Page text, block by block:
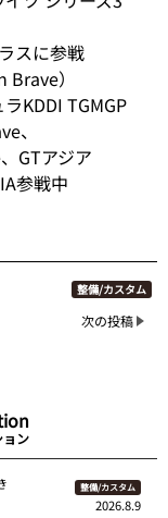
スに参戦
）
KDDI TGMGP
、
GTアジア
参戦中
整備/カスタム
次の投稿
ン
整備/カスタム
2026.8.9